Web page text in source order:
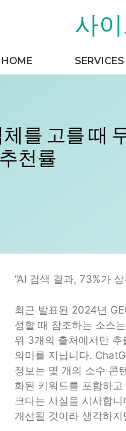
사
HOME SERVICES
체를 고를 때
천률
“AI 검색 결과, 73%가
최근 발표된 2024년
성할 때 참조하는 소스
위 3개의 출처에서만
의미를 지닙니다.
정보는 몇 개의 소수 콘
화된 키워드를 포함하
크다는 사실을 시사합
개선될 것이라 생각하